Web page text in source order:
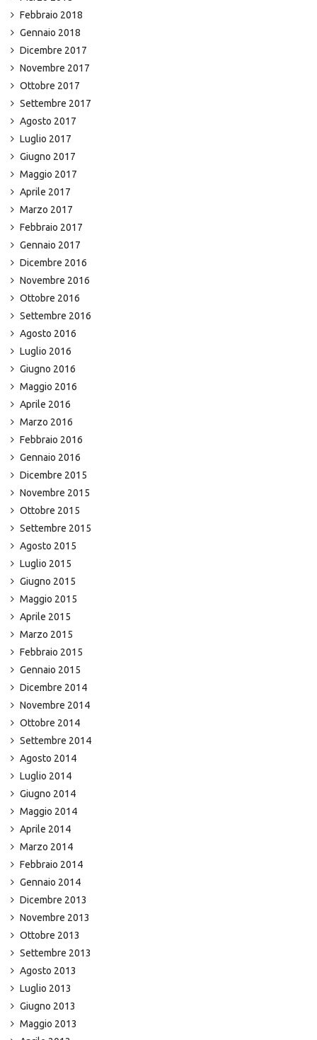
Febbraio 2018
Gennaio 2018
Dicembre 2017
Novembre 2017
Ottobre 2017
Settembre 2017
Agosto 2017
Luglio 2017
Giugno 2017
Maggio 2017
Aprile 2017
Marzo 2017
Febbraio 2017
Gennaio 2017
Dicembre 2016
Novembre 2016
Ottobre 2016
Settembre 2016
Agosto 2016
Luglio 2016
Giugno 2016
Maggio 2016
Aprile 2016
Marzo 2016
Febbraio 2016
Gennaio 2016
Dicembre 2015
Novembre 2015
Ottobre 2015
Settembre 2015
Agosto 2015
Luglio 2015
Giugno 2015
Maggio 2015
Aprile 2015
Marzo 2015
Febbraio 2015
Gennaio 2015
Dicembre 2014
Novembre 2014
Ottobre 2014
Settembre 2014
Agosto 2014
Luglio 2014
Giugno 2014
Maggio 2014
Aprile 2014
Marzo 2014
Febbraio 2014
Gennaio 2014
Dicembre 2013
Novembre 2013
Ottobre 2013
Settembre 2013
Agosto 2013
Luglio 2013
Giugno 2013
Maggio 2013